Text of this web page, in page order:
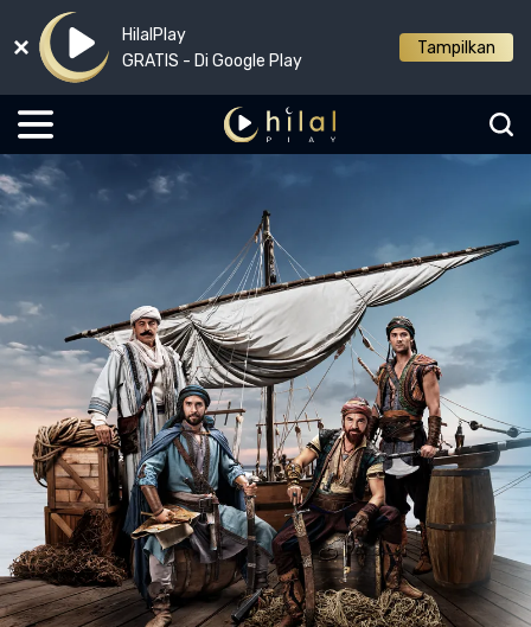
HilalPlay
GRATIS - Di Google Play
Tampilkan